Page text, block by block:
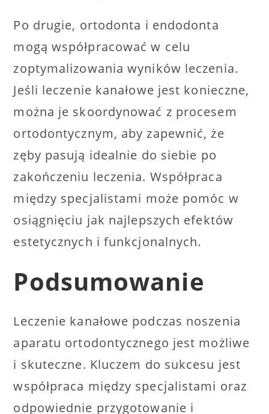
Po drugie, ortodonta i endodonta
mogą współpracować w celu
zoptymalizowania wyników leczenia.
Jeśli leczenie kanałowe jest konieczne,
można je skoordynować z procesem
ortodontycznym, aby zapewnić, że
zęby pasują idealnie do siebie po
zakończeniu leczenia. Współpraca
między specjalistami może pomóc w
osiągnięciu jak najlepszych efektów
estetycznych i funkcjonalnych.
Podsumowanie
Leczenie kanałowe podczas noszenia
aparatu ortodontycznego jest możliwe
i skuteczne. Kluczem do sukcesu jest
współpraca między specjalistami oraz
odpowiednie przygotowanie i